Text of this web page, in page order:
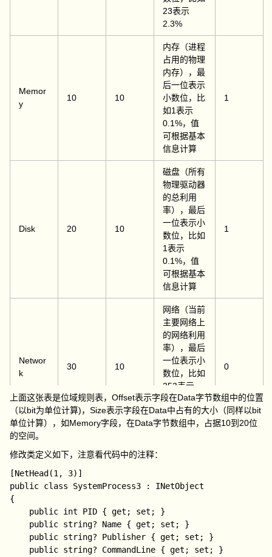
23表示
2.3%
Memor
y
10 10
内存（进程
占用的物理
内存），最
后一位表示
小数位，比
如1表示
0.1%，值
可根据基本
信息计算
1
Disk 20 10
磁盘（所有
物理驱动器
的总利用
率），最后
一位表示小
数位，比如
1表示
0.1%，值
可根据基本
信息计算
1
Networ
k
30 10
网络（当前
主要网络上
的网络利用
率），最后
一位表示小
数位，比如
253表示
25.3%，值
可根据基本
信息计算
0
GPU 40 10
率)，最后
数位，比如
253表示
25.3
上面这张表是位域规则表，Offset表示字段在Data字节数组中的位置
（以bit为单位计算)，Size表示字段在Data中占有的大小（同样以bit
单位计算），如Memory字段，在Data字节数组中，占据10到20位
的空间。
修改类定义如下，注意看代码中的注释：
[NetHead(1, 3)]
public class SystemProcess3 : INetObject
{
    public int PID { get; set; }
    public string? Name { get; set; }
    public string? Publisher { get; set; }
    public string? CommandLine { get; set; }